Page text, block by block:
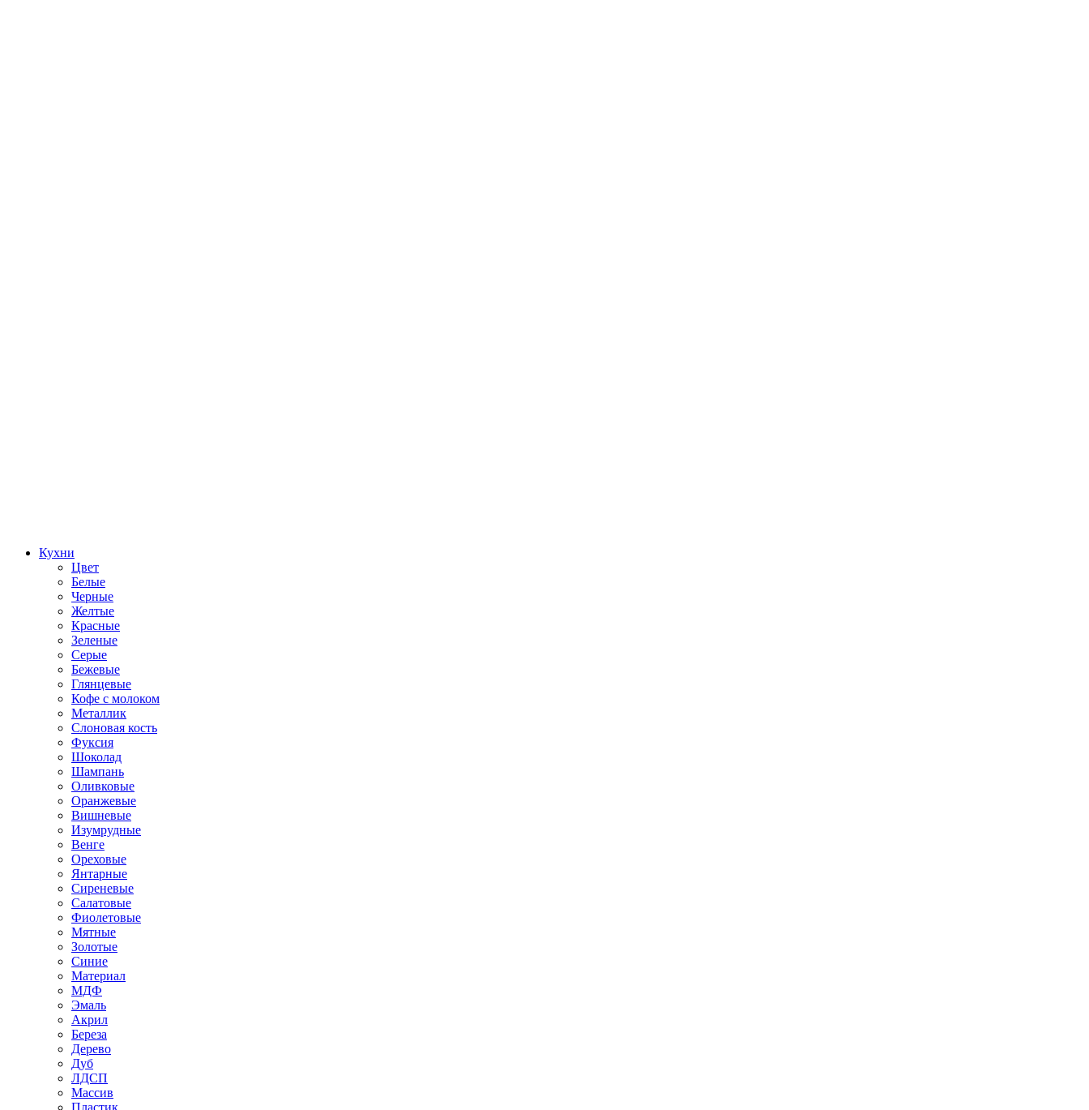
Кухни
Цвет
Белые
Черные
Желтые
Красные
Зеленые
Серые
Бежевые
Глянцевые
Кофе с молоком
Металлик
Слоновая кость
Фуксия
Шоколад
Шампань
Оливковые
Оранжевые
Вишневые
Изумрудные
Венге
Ореховые
Янтарные
Сиреневые
Салатовые
Фиолетовые
Мятные
Золотые
Синие
Материал
МДФ
Эмаль
Акрил
Береза
Дерево
Дуб
ЛДСП
Массив
Пластик